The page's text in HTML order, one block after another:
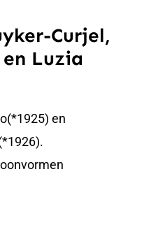
Curjel,
Luzia
en